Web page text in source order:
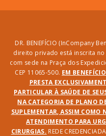
DR. BENEFÍCIO (InCompany
direito privado está inscrita no
com sede na Praça dos
CEP 11065-500. EM
PRESTA
PARTICULAR À SAÚDE DE
NA CATEGORIA DE PLANO
SUPLEMENTAR, ASSIM COMO
ATENDIMENTO PARA
CIRURGIAS. REDE